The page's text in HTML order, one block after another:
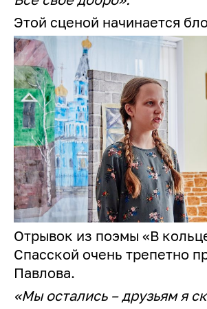
Этой сценой начинается
Отрывок из поэмы «В
Спасской очень трепетно
Павлова.
«Мы остались – друзьям я